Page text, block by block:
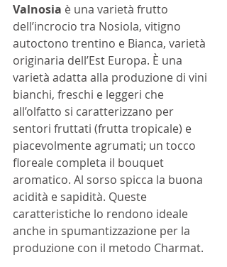
Valnosia è una varietà frutto
dell’incrocio tra Nosiola, vitigno
autoctono trentino e Bianca, varietà
originaria dell’Est Europa. È una
varietà adatta alla produzione di vini
bianchi, freschi e leggeri che
all’olfatto si caratterizzano per
sentori fruttati (frutta tropicale) e
piacevolmente agrumati; un tocco
floreale completa il bouquet
aromatico. Al sorso spicca la buona
acidità e sapidità. Queste
caratteristiche lo rendono ideale
anche in spumantizzazione per la
produzione con il metodo Charmat.